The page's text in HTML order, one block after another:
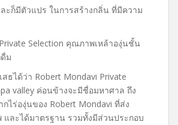
ะก็มีตัวแปร ในการสร้างกลิ่น ที่มีความ
Selection คุณภาพเหล้าองุ่นชั้น
ม
ธได้ว่า Robert Mondavi Private
valley ค่อนข้างจะมีชื่อมหาศาล ถึง
ไร่องุ่นของ Robert Mondavi ที่ส่ง
ละได้มาตรฐาน รวมทั้งมีส่วนประกอบ